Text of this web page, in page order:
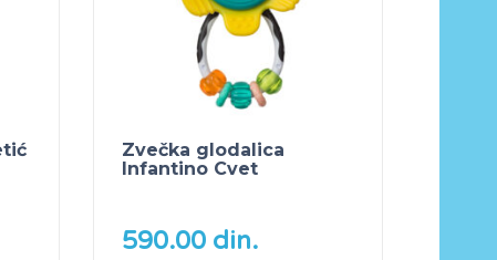
Zvečka glodalica
Infantino Cvet
590.00 din.